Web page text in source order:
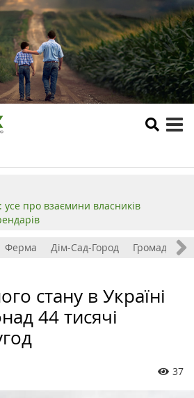
про взаємини власників
Ферма Дім-Сад-Город Громада
стану в Україні
44 тисячі
37